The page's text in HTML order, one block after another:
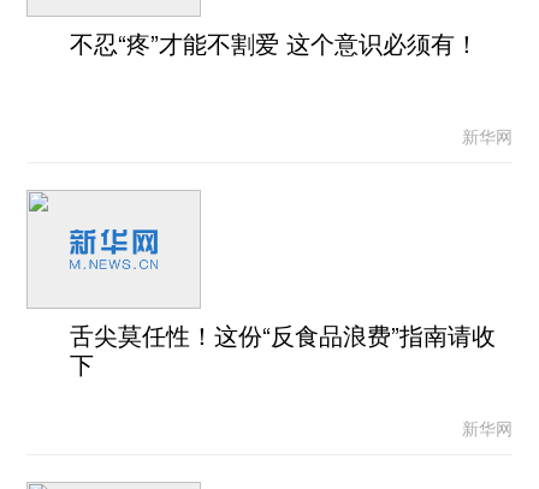
不忍“疼”才能不割爱 这个意识必须有！
新华网
舌尖莫任性！这份“反食品浪费”指南请收
下
新华网